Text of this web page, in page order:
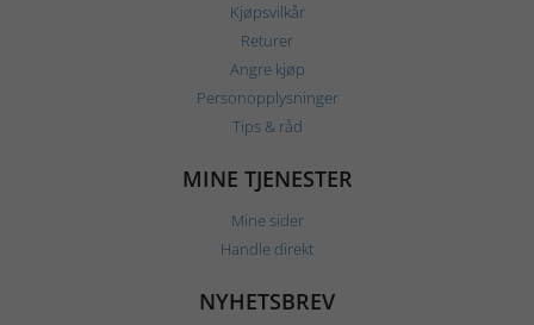
Kjøpsvilkår
Returer
Angre kjøp
Personopplysninger
Tips & råd
MINE TJENESTER
Mine sider
Handle direkt
NYHETSBREV